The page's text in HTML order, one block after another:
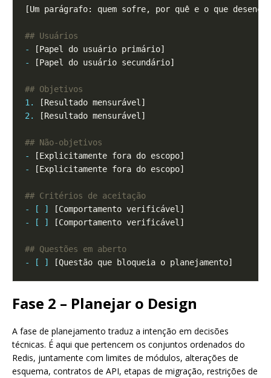
-
-
1.
2.
-
-
- [ ]
- [ ]
- [ ]
Fase 2 – Planejar o Design
A fase de planejamento traduz a intenção em decisões
técnicas. É aqui que pertencem os conjuntos ordenados do
Redis, juntamente com limites de módulos, alterações de
esquema, contratos de API, etapas de migração, restrições de